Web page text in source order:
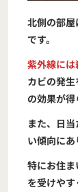
北側の部
です。
紫外線に
カビの発
の効果が得
また、日
い傾向にあ
特にお住
を受けや